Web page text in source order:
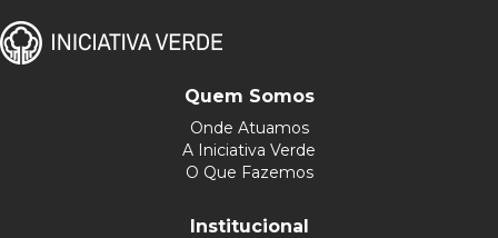
Quem Somos
Onde Atuamos
A Iniciativa Verde
O Que Fazemos
Institucional